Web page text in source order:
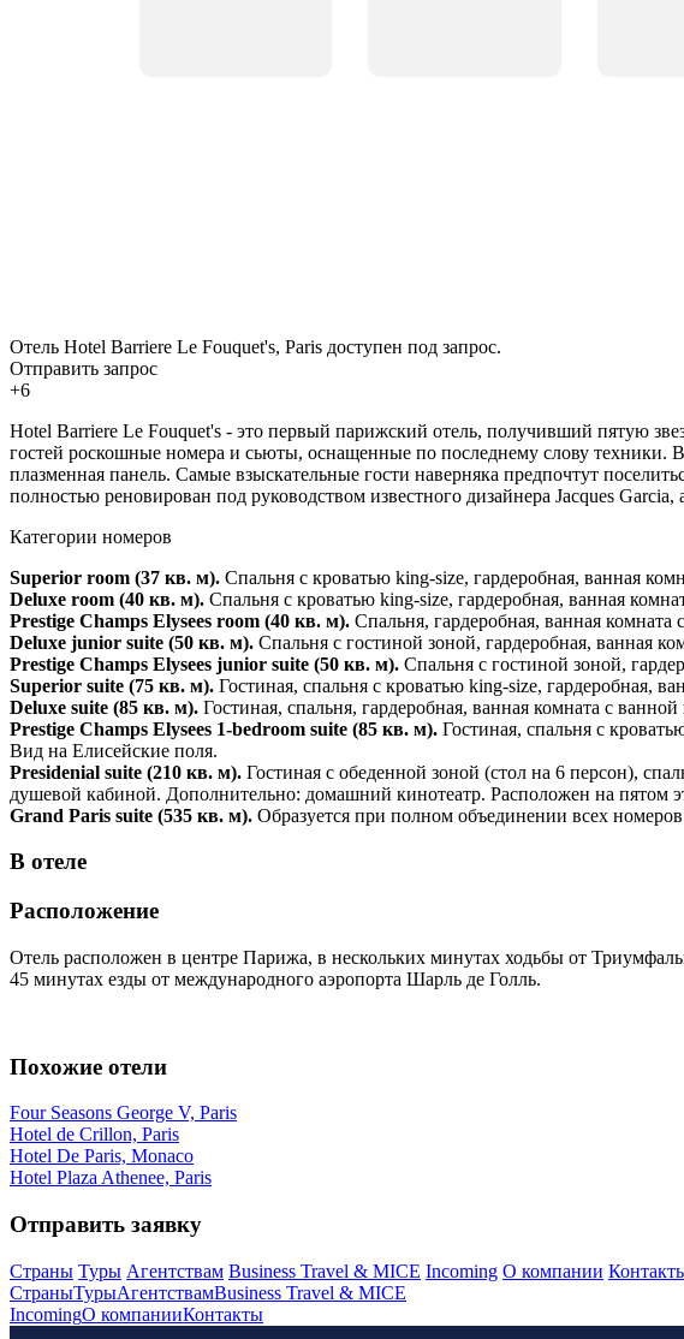
Отель Hotel Barriere Le Fouquet's, Paris доступен под запрос.
Отправить запрос
+6
Hotel Barriere Le Fouquet's - это первый парижский отель, получивший пятую
гостей роскошные номера и сьюты, оснащенные по последнему слову
плазменная панель. Самые взыскательные гости наверняка предпочтут
полностью реновирован под руководством известного дизайнера Jacques
Категории номеров
Superior room (37 кв. м). Спальня с кроватью king-size, гардеробная, ванная
Deluxe room (40 кв. м). Спальня с кроватью king-size, гардеробная, ванная
Prestige Champs Elysees room (40 кв. м). Спальня, гардеробная, ванная
Deluxe junior suite (50 кв. м). Спальня с гостиной зоной, гардеробная, ванная
Prestige Champs Elysees junior suite (50 кв. м). Спальня с гостиной зоной,
Superior suite (75 кв. м). Гостиная, спальня с кроватью king-size, гардеробная,
Deluxe suite (85 кв. м). Гостиная, спальня, гардеробная, ванная комната с
Prestige Champs Elysees 1-bedroom suite (85 кв. м). Гостиная, спальня с
Вид на Елисейские поля.
Presidenial suite (210 кв. м). Гостиная с обеденной зоной (стол на 6 персон),
душевой кабиной. Дополнительно: домашний кинотеатр. Расположен на пятом
Grand Paris suite (535 кв. м). Образуется при полном объединении всех
В отеле
Расположение
Отель расположен в центре Парижа, в нескольких минутах ходьбы от
45 минутах езды от международного аэропорта Шарль де Голль.
Похожие отели
Four Seasons George V, Paris
Hotel de Crillon, Paris
Hotel De Paris, Monaco
Hotel Plaza Athenee, Paris
Отправить заявку
Страны Туры Агентствам Business Travel & MICE Incoming О компании
СтраныТурыАгентствамBusiness Travel & MICE
IncomingО компанииКонтакты